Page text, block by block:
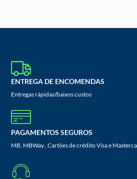
ENTREGA DE ENCOMENDAS
Entregas rápidas/baixos custos
PAGAMENTOS SEGUROS
MB, MBWay , Cartões de crédito Visa e